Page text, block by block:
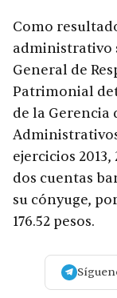
Como
administrativo
General de
Patrimonial
de la Gerencia
ejercicios
dos cuentas
su cónyuge,
176.52 pesos.